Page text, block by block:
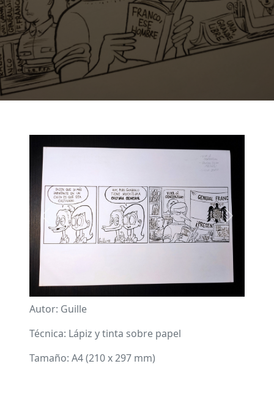
Previous Next
Autor: Guille
Técnica: Lápiz y tinta sobre papel
Tamaño: A4 (210 x 297 mm)